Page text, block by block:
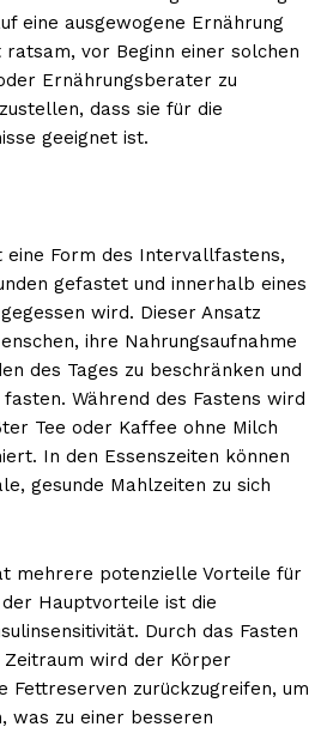
eine ausgewogene Ernährung
vor Beginn einer solchen
Ernährungsberater zu
dass sie für die
geeignet ist.
eine Form des Intervallfastens,
gefastet und innerhalb eines
wird. Dieser Ansatz
ihre Nahrungsaufnahme
des Tages zu beschränken und
Während des Fastens wird
Tee oder Kaffee ohne Milch
In den Essenszeiten können
gesunde Mahlzeiten zu sich
mehrere potenzielle Vorteile für
der Hauptvorteile ist die
Durch das Fasten
wird der Körper
Fettreserven zurückzugreifen, um
was zu einer besseren